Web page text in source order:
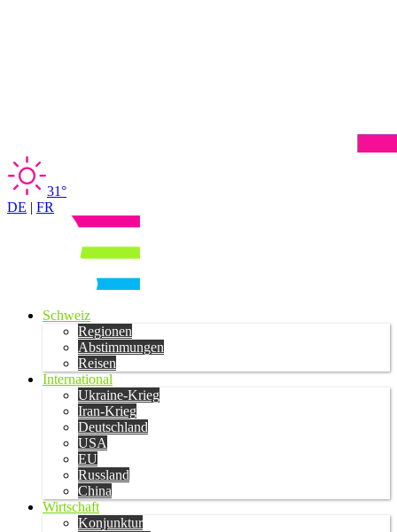
31°
DE | FR
Schweiz
Regionen
Abstimmungen
Reisen
International
Ukraine-Krieg
Iran-Krieg
Deutschland
USA
EU
Russland
China
Wirtschaft
Konjunktur